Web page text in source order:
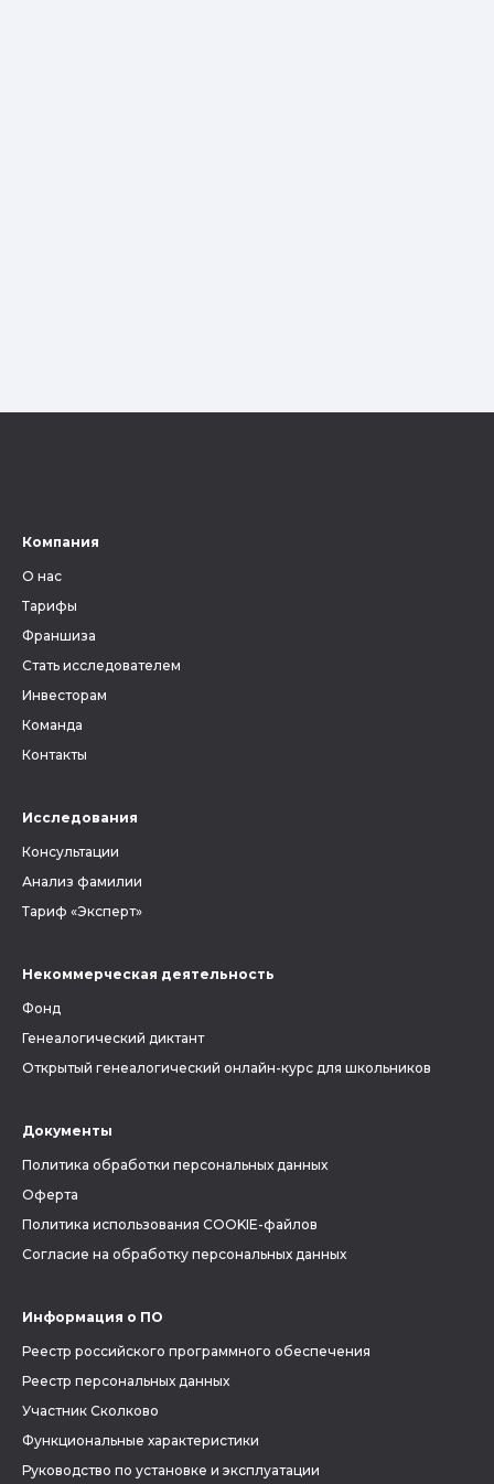
Компания
О нас
Тарифы
Франшиза
Стать исследователем
Инвесторам
Команда
Контакты
Исследования
Консультации
Анализ фамилии
Тариф «Эксперт»
Некоммерческая деятельность
Фонд
Генеалогический диктант
Открытый генеалогический онлайн-курс для школьников
Документы
Политика обработки персональных данных
Оферта
Политика использования COOKIE-файлов
Согласие на обработку персональных данных
Информация о ПО
Реестр российского программного обеспечения
Реестр персональных данных
Участник Сколково
Функциональные характеристики
Руководство по установке и эксплуатации